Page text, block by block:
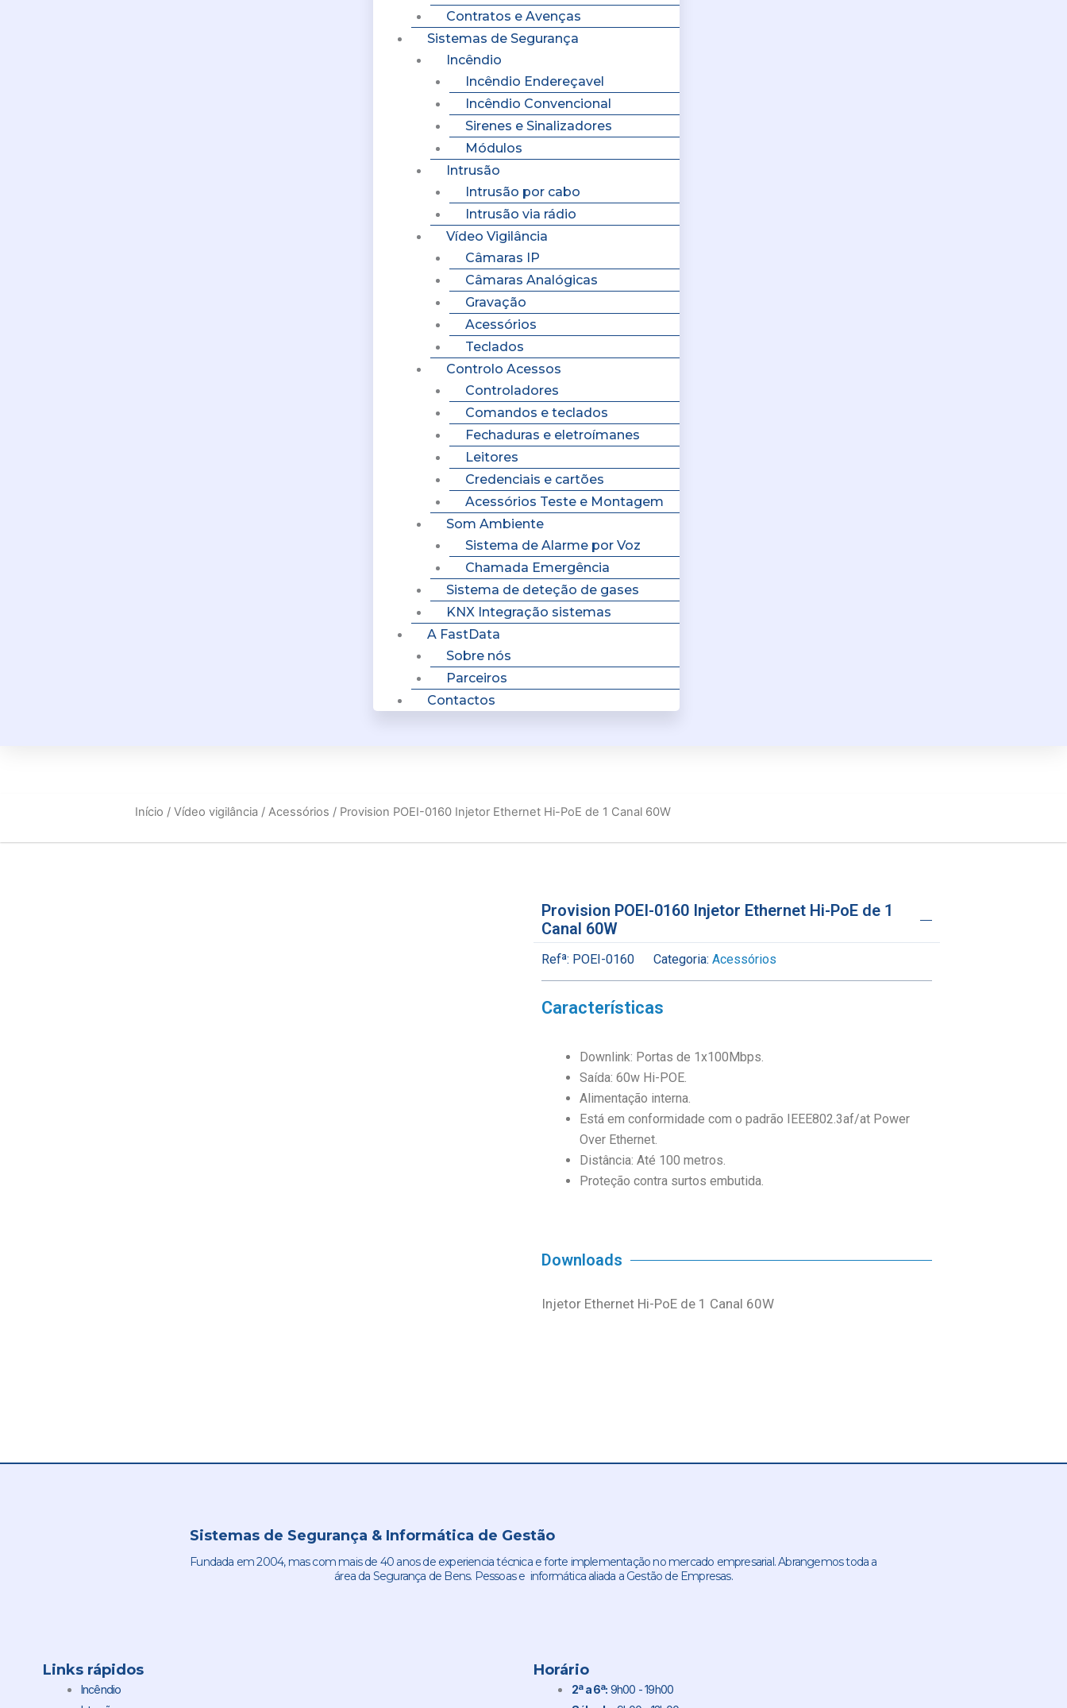
Contratos e Avenças
Sistemas de Segurança
Incêndio
Incêndio Endereçavel
Incêndio Convencional
Sirenes e Sinalizadores
Módulos
Intrusão
Intrusão por cabo
Intrusão via rádio
Vídeo Vigilância
Câmaras IP
Câmaras Analógicas
Gravação
Acessórios
Teclados
Controlo Acessos
Controladores
Comandos e teclados
Fechaduras e eletroímanes
Leitores
Credenciais e cartões
Acessórios Teste e Montagem
Som Ambiente
Sistema de Alarme por Voz
Chamada Emergência
Sistema de deteção de gases
KNX Integração sistemas
A FastData
Sobre nós
Parceiros
Contactos
Início / Vídeo vigilância / Acessórios / Provision POEI-0160 Injetor Ethernet Hi-PoE de 1 Canal 60W
Provision POEI-0160 Injetor Ethernet Hi-PoE de 1
Canal 60W
Refª: POEI-0160 Categoria: Acessórios
Características
Downlink: Portas de 1x100Mbps.
Saída: 60w Hi-POE.
Alimentação interna.
Está em conformidade com o padrão IEEE802.3af/at Power
Over Ethernet.
Distância: Até 100 metros.
Proteção contra surtos embutida.
Downloads
Injetor Ethernet Hi-PoE de 1 Canal 60W
Sistemas de Segurança & Informática de Gestão
Fundada em 2004, mas com mais de 40 anos de experiencia técnica e forte implementação no mercado empresarial. Abrangemos toda a
área da Segurança de Bens. Pessoas e informática aliada a Gestão de Empresas.
Links rápidos
Incêndio
Horário
2ª a 6ª: 9h00 - 19h00